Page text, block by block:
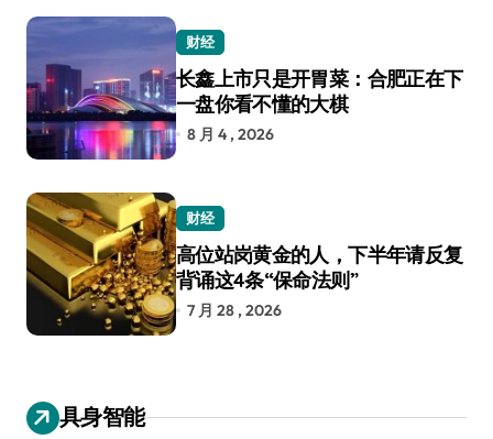
财经
长鑫上市只是开胃菜：合肥正在下
一盘你看不懂的大棋
8 月 4 , 2026
财经
高位站岗黄金的人，下半年请反复
背诵这4条“保命法则”
7 月 28 , 2026
具身智能